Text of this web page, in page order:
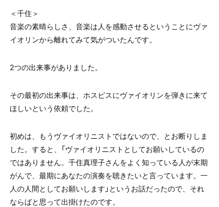
＜千住＞
音楽の素晴らしさ、音楽は人を感動させるということにヴァ
イオリンから離れてみて気がついたんです。
2つの出来事がありました。
その最初の出来事は、ホスピスにヴァイオリンを弾きに来て
ほしいという依頼でした。
初めは、もうヴァイオリニストではないので、とお断りしま
した。すると、「ヴァイオリニストとしてお願いしているの
ではありません。千住真理子さんをよく知っている人が末期
がんで、最期にあなたの演奏を聴きたいと言っています。一
人の人間としてお願いします」というお話だったので、それ
ならばと思って出掛けたのです。